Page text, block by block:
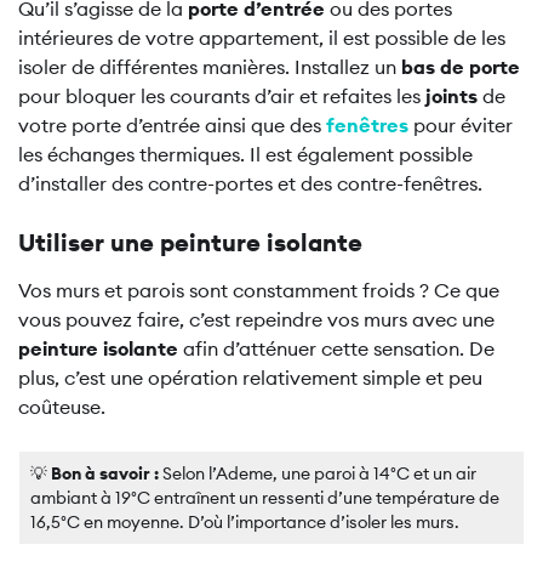
Qu’il s’agisse de la porte d’entrée ou des portes
intérieures de votre appartement, il est possible de les
isoler de différentes manières. Installez un bas de porte
pour bloquer les courants d’air et refaites les joints de
votre porte d’entrée ainsi que des fenêtres pour éviter
les échanges thermiques. Il est également possible
d’installer des contre-portes et des contre-fenêtres.
Utiliser une peinture isolante
Vos murs et parois sont constamment froids ? Ce que
vous pouvez faire, c’est repeindre vos murs avec une
peinture isolante afin d’atténuer cette sensation. De
plus, c’est une opération relativement simple et peu
coûteuse.
💡 Bon à savoir :Selon l’Ademe, une paroi à 14°C et un air
ambiant à 19°C entraînent un ressenti d’une température de
16,5°C en moyenne. D’où l’importance d’isoler les murs.